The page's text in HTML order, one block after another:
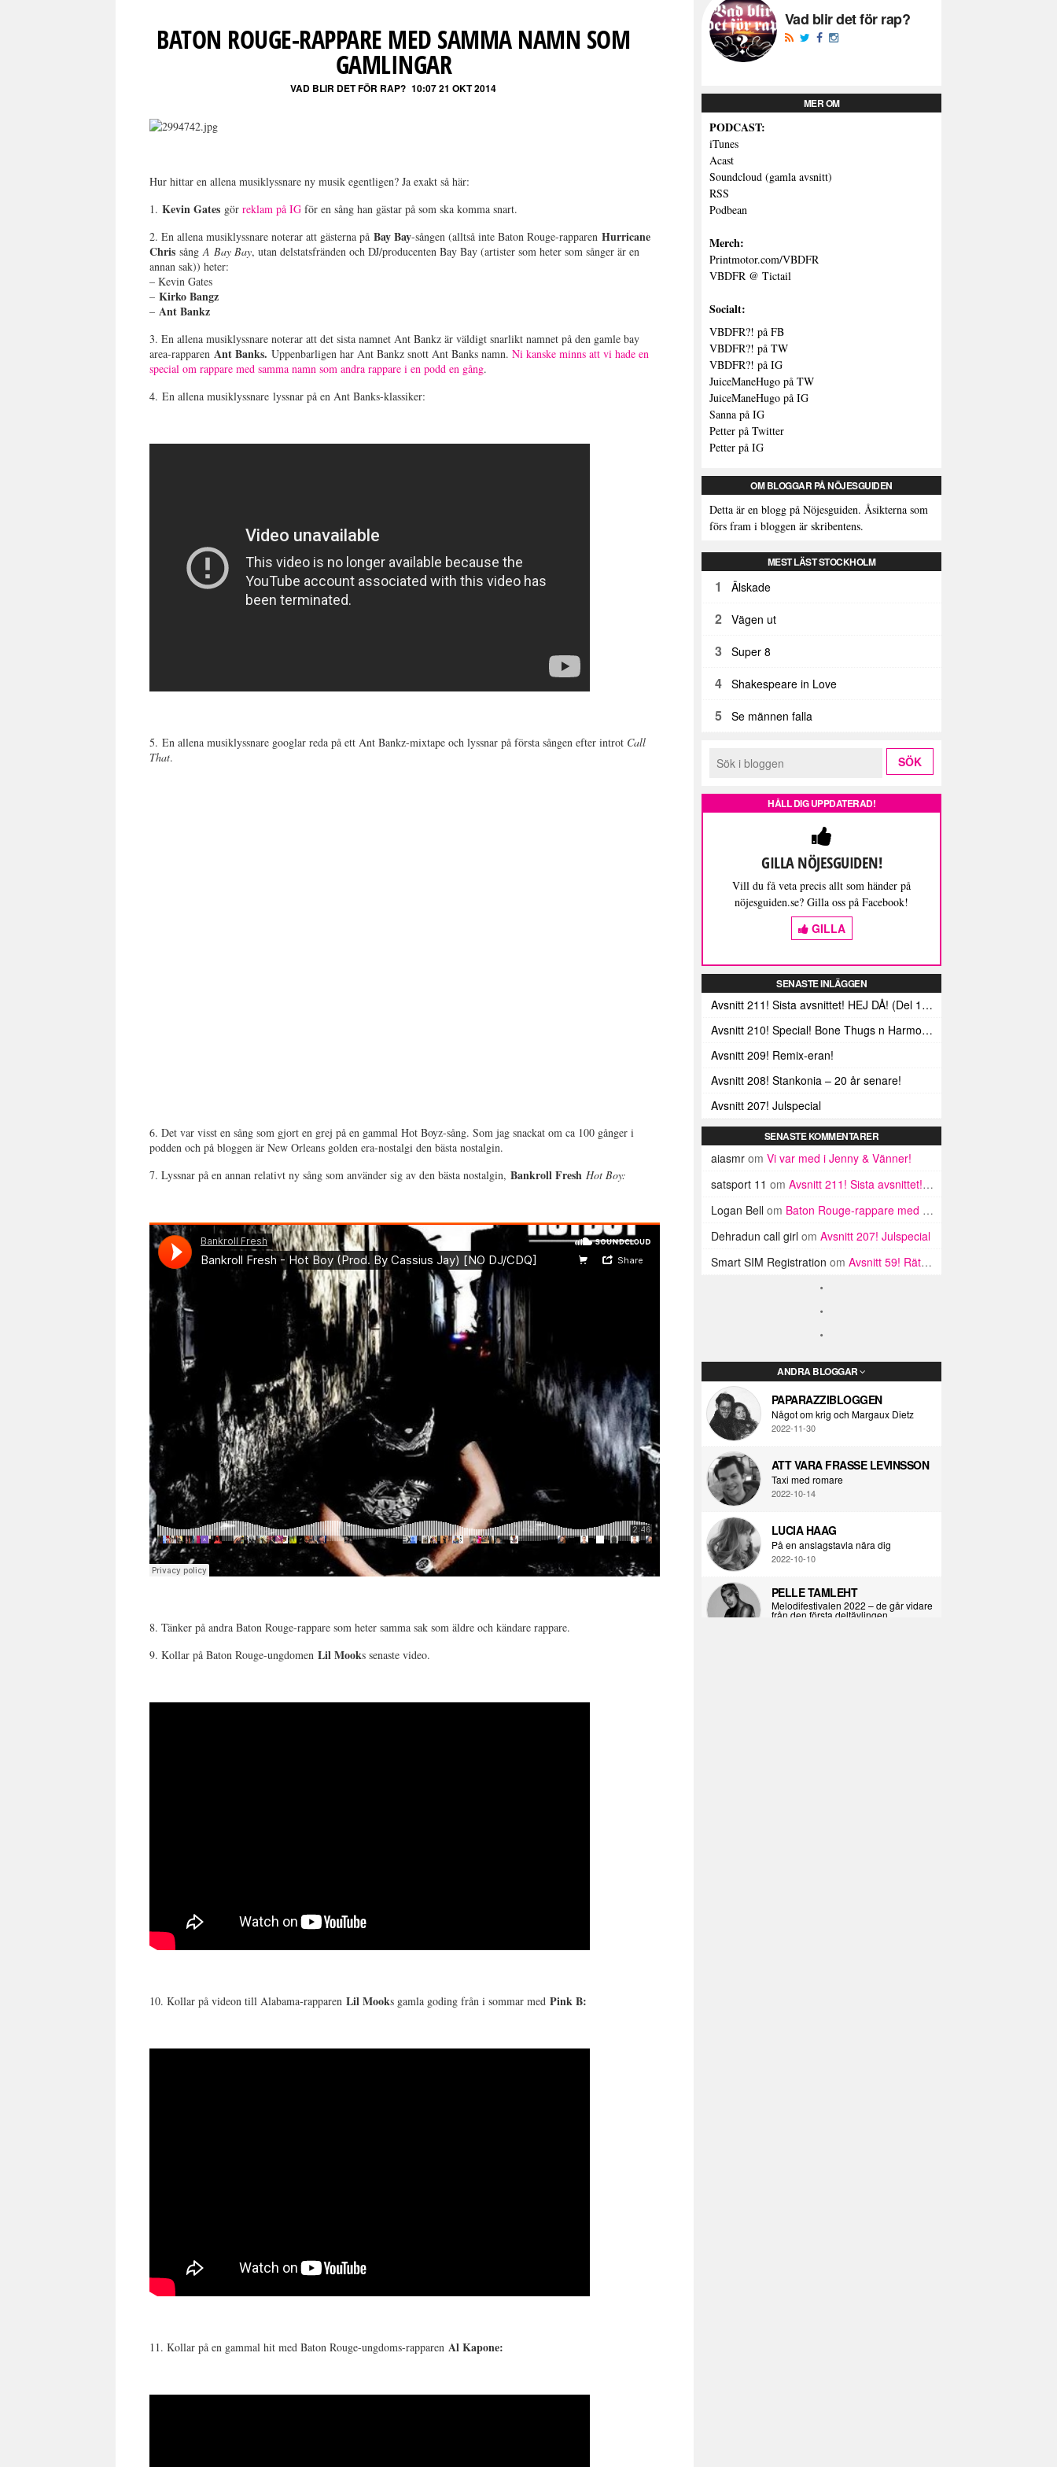
BATON ROUGE-RAPPARE MED SAMMA NAMN SOM
GAMLINGAR
VAD BLIR DET FÖR RAP? 10:07 21 OKT 2014
Hur hittar en allena musiklyssnare ny musik egentligen? Ja exakt så här:
1.Kevin Gates görreklam på IG för en sång han gästar på som ska komma snart.
2. En allena musiklyssnare noterar att gästerna påBay Bay-sången (alltså inte Baton Rouge-rapparenHurricane
ChrissångABay Bay, utan delstatsfränden och DJ/producenten Bay Bay (artister som heter som sånger är en
annan sak)) heter:
– Kevin Gates
–Kirko Bangz
–Ant Bankz
3. En allena musiklyssnare noterar att det sista namnet Ant Bankz är väldigt snarlikt namnet på den gamle bay
area-rapparenAnt Banks.Uppenbarligen har Ant Bankz snott Ant Banks namn.Ni kanske minns att vi hade en
special om rappare med samma namn som andra rappare i en podd en gång.
4.En allena musiklyssnarelyssnar på en Ant Banks-klassiker:
5.En allena musiklyssnare googlar reda på ett Ant Bankz-mixtape och lyssnar på första sången efter introt Call
That.
6. Det var visst en sång som gjort en grej på en gammal Hot Boyz-sång. Som jag snackat om ca 100 gånger i
podden och på bloggen är New Orleans golden era-nostalgi den bästa nostalgin.
7. Lyssnar på en annan relativt ny sång som använder sig av den bästa nostalgin,Bankroll FreshHot Boy:
8. Tänker på andra Baton Rouge-rappare som heter samma sak som äldre och kändare rappare.
9. Kollar på Baton Rouge-ungdomenLil Mooks senaste video.
10. Kollar på videon till Alabama-rapparenLil Mooks gamla goding från i sommar medPink B:
11. Kollar på en gammal hit med Baton Rouge-ungdoms-rapparenAl Kapone:
Vad blir det för rap?
MER OM
PODCAST:
iTunes
Acast
Soundcloud (gamla avsnitt)
RSS
Podbean
Merch:
Printmotor.com/VBDFR
VBDFR @ Tictail
Socialt:
VBDFR?! på FB
VBDFR?! på TW
VBDFR?! på IG
JuiceManeHugo på TW
JuiceManeHugo på IG
Sanna på IG
Petter på Twitter
Petter på IG
OM BLOGGAR PÅ NÖJESGUIDEN
Detta är en blogg på Nöjesguiden. Åsikterna som
förs fram i bloggen är skribentens.
MEST LÄST STOCKHOLM
1 Älskade
2 Vägen ut
3 Super 8
4 Shakespeare in Love
5 Se männen falla
HÅLL DIG UPPDATERAD!
GILLA NÖJESGUIDEN!
Vill du få veta precis allt som händer på
nöjesguiden.se? Gilla oss på Facebook!
GILLA
SENASTE INLÄGGEN
Avsnitt 211! Sista avsnittet! HEJ DÅ! (Del 1 och 2)
Avsnitt 210! Special! Bone Thugs n Harmonys album E.1999 Eternal
Avsnitt 209! Remix-eran!
Avsnitt 208! Stankonia – 20 år senare!
Avsnitt 207! Julspecial
SENASTE KOMMENTARER
aiasmr om Vi var med i Jenny & Vänner!
satsport 11 om Avsnitt 211! Sista avsnittet! HEJ DÅ! (Del 1 och 2)
Logan Bell om Baton Rouge-rappare med samma namn som gamlingar
Dehradun call girl om Avsnitt 207! Julspecial
Smart SIM Registration om Avsnitt 59! Rätt mycket nytt faktiskt
ANDRA BLOGGAR
PAPARAZZIBLOGGEN
Något om krig och Margaux Dietz
2022-11-30
ATT VARA FRASSE LEVINSSON
Taxi med romare
2022-10-14
LUCIA HAAG
På en anslagstavla nära dig
2022-10-10
PELLE TAMLEHT
Melodifestivalen 2022 – de går vidare
från den första deltävlingen